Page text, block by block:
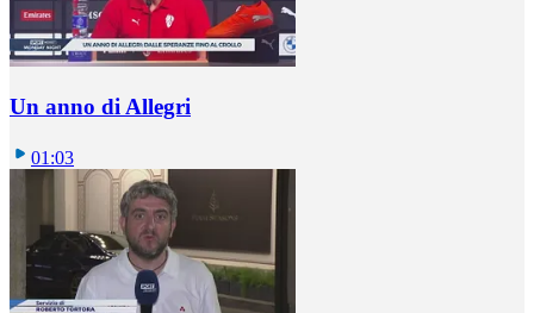
Un anno di Allegri
01:03